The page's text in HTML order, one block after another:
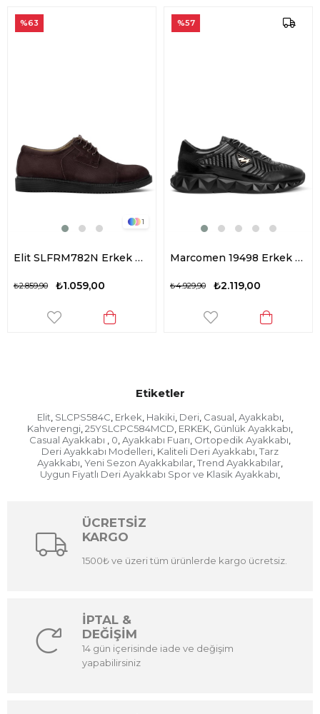
1
Elit SLFRM782N Erkek Hakiki Deri Casual Ayakkabı Kahverengi
₺1.059,00
₺2.859,90
%63
Marcomen 19498 Erkek Hakiki Deri Casual Ayakkabı Siyah
₺2.119,00
₺4.929,90
%57
Etiketler
Elit, SLCPS584C, Erkek, Hakiki, Deri, Casual, Ayakkabı,
Kahverengi, 25YSLCPC584MCD, ERKEK, Günlük Ayakkabı,
Casual Ayakkabı , 0, Ayakkabı Fuarı, Ortopedik Ayakkabı,
Deri Ayakkabı Modelleri, Kaliteli Deri Ayakkabı, Tarz
Ayakkabı, Yeni Sezon Ayakkabılar, Trend Ayakkabılar,
Uygun Fiyatlı Deri Ayakkabı Spor ve Klasik Ayakkabı,
ÜCRETSİZ
KARGO
1500₺ ve üzeri tüm ürünlerde kargo ücretsiz.
İPTAL &
DEĞİŞİM
14 gün içerisinde iade ve değişim
yapabilirsiniz